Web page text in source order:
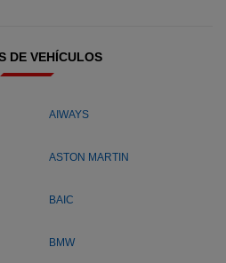
DE VEHÍCULOS
AIWAYS
ASTON MARTIN
BAIC
BMW